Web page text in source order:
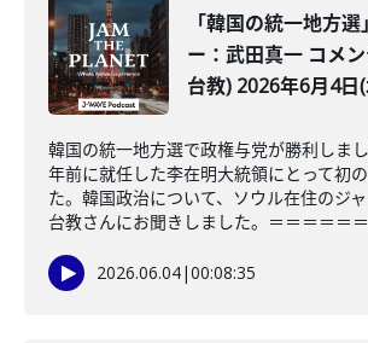
「韓国の統一地方
ー：武田真一 コメ
台教) 2026年6月4日
韓国の統一地方選で政権与党が勝利しま
年前に就任した李在明大統領にとって初
た。韓国政治について、ソウル在住のジ
台教さんにお聞きしました。＝＝＝＝＝
2026.06.04|00:08:35